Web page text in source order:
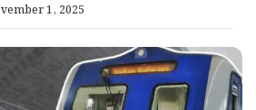
1, 2025